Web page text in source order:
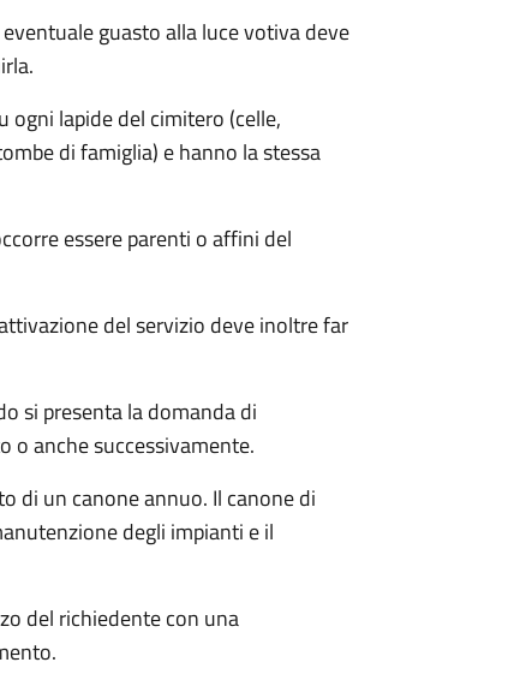
guasto alla luce votiva deve
ogni lapide del cimitero (celle,
di famiglia) e hanno la stessa
essere parenti o affini del
del servizio deve inoltre far
si presenta la domanda di
o anche successivamente.
di un canone annuo. Il canone di
degli impianti e il
del richiedente con una